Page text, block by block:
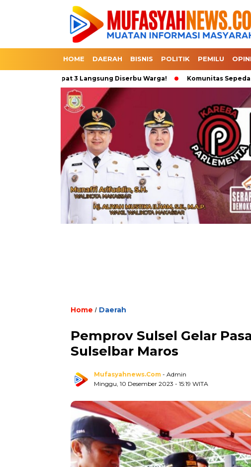
HOME DAERAH BISNIS POLITIK PEMILU OPINI
Beli 1 Dapat 3 Langsung Diserbu Warga! Komunitas Sepeda
Home / Daerah
Pemprov Sulsel Gelar
Sulselbar Maros
Mufasyahnews.com - Admin
Minggu, 10 Desember 2023 - 15:19 WITA